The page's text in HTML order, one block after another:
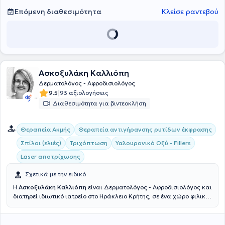
Επόμενη διαθεσιμότητα Κλείσε ραντεβού
Ασκοξυλάκη Καλλιόπη
Δερματολόγος - Αφροδισιολόγος
9.5|93 αξιολογήσεις
Διαθεσιμότητα για βιντεοκλήση
Θεραπεία Ακμής
Θεραπεία αντιγήρανσης ρυτίδων έκφρασης
Σπίλοι (ελιές)
Τριχόπτωση
Υαλουρονικό Οξύ - Fillers
Laser αποτρίχωσης
Σχετικά με την ειδικό
H Ασκοξυλάκη Καλλιόπη είναι Δερματολόγος - Αφροδισιολόγος και
διατηρεί ιδιωτικό ιατρείο στο Ηράκλειο Κρήτης, σε ένα χώρο φιλικό
τις σπουδές της στην Ιατρική Σχολή του Πανεπιστημίου της Σόφιας